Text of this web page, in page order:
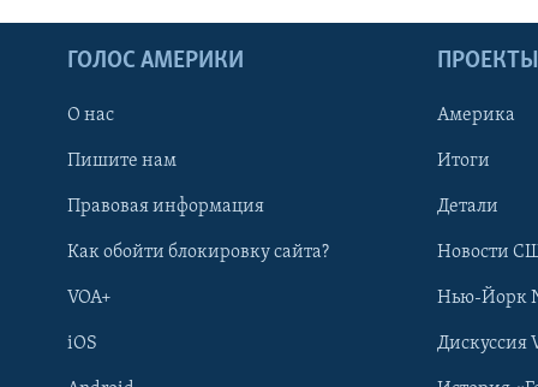
ГОЛОС АМЕРИКИ
О нас
Пишите нам
Правовая информация
Как обойти блокировку сайта?
VOA+
iOS
ПРОЕКТЫ
Америка
Итоги
Детали
Новости
Нью-Йорк
Дискуссия